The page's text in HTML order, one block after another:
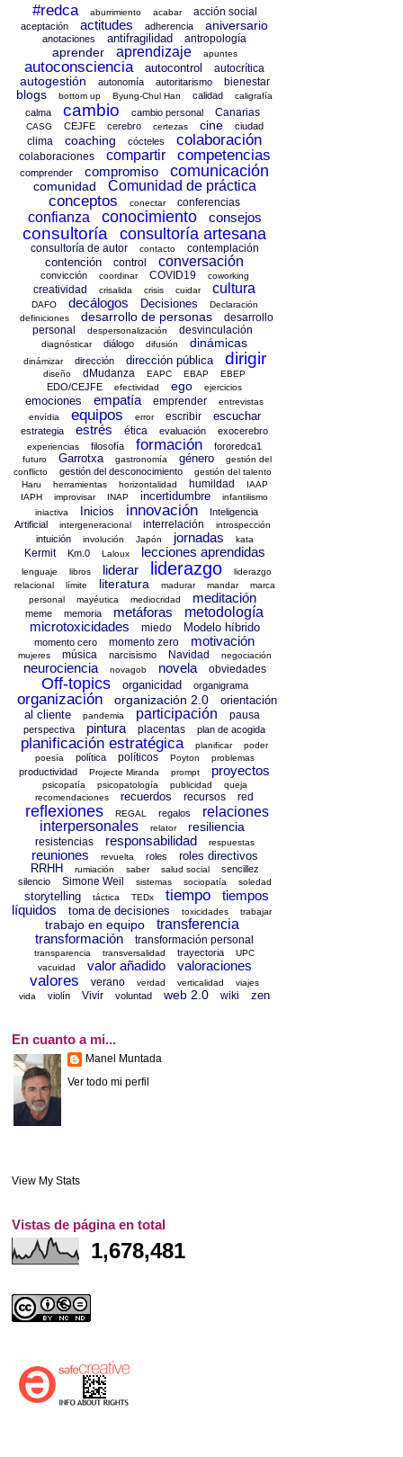
#redca aburrimiento acabar acción social
aceptación actitudes adherencia aniversario
anotaciones antifragilidad antropología
aprender aprendizaje apuntes
autoconsciencia autocontrol autocrítica
autogestión autonomía autoritarismo bienestar
blogs bottom up Byung-Chul Han calidad caligrafía
calma cambio cambio personal Canarias
CASG CEJFE cerebro certezas cine ciudad
clima coaching cócteles colaboración
colaboraciones compartir competencias
comprender compromiso comunicación
comunidad Comunidad de práctica
conceptos conectar conferencias
confianza conocimiento consejos
consultoría consultoría artesana
consultoría de autor contacto contemplación
contención control conversación
convicción coordinar COVID19 coworking
creatividad crisalida crisis cuidar cultura
DAFO decálogos Decisiones
Declaración
definiciones
desarrollo de personas
desarrollo
personal
despersonalización desvinculación
diagnósticar diálogo difusión dinámicas
dinámizar dirección dirección pública dirigir
diseño dMudanza EAPC EBAP EBEP
EDO/CEJFE efectividad ego ejercicios
emociones empatía emprender
entrevistas
envídia
equipos error escribir escuchar
estrategia estrés ética evaluación exocerebro
experiencias filosofía formación fororedca1
futuro Garrotxa gastronomía género
gestión del
conflicto
gestión del desconocimiento
gestión del talento
Haru
herramientas horizontalidad humildad
IAAP
IAPH
improvisar INAP incertidumbre
infantilismo
iniactiva
Inicios innovación
Inteligencia
Artificial
intergeneracional interrelación introspección
intuición involución Japón jornadas kata
Kermit Km.0 Laloux lecciones aprendidas
lenguaje libros liderar liderazgo
liderazgo
relacional
límite literatura madurar mandar
marca
personal
mayéutica mediocridad meditación
meme memoria metáforas
metodología
microtoxicidades
miedo Modelo híbrido
momento cero momento zero motivación
mujeres música narcisismo Navidad negociación
neurociencia novagob novela obviedades
Off-topics organicidad organigrama
organización organización 2.0
orientación
al cliente
pandemia participación pausa
perspectiva pintura placentas plan de acogida
planificación estratégica planificar
poder
poesía
política políticos Poyton problemas
productividad Projecte Miranda prompt proyectos
psicopatía psicopatología publicidad
queja
recomendaciones
recuerdos recursos red
reflexiones REGAL regalos
relaciones
interpersonales
relator resiliencia
resistencias responsabilidad respuestas
reuniones revuelta roles
roles directivos
RRHH
rumiación saber salud social
sencillez
silencio
Simone Weil sistemas sociopatía soledad
storytelling táctica TEDx tiempo
tiempos
líquidos
toma de decisiones toxicidades trabajar
trabajo en equipo
transferencia
transformación
transformación personal
transparencia transversalidad trayectoria
UPC
vacuidad
valor añadido valoraciones
valores verano verdad verticalidad
viajes
vida
violín Vivir voluntad web 2.0 wiki zen
En cuanto a mi...
Manel Muntada
Ver todo mi perfil
View My Stats
Vistas de página en total
1,678,481